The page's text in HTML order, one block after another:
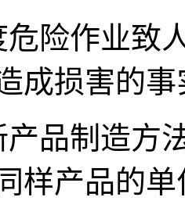
作业致人
成损害的
品制造方
样产品的